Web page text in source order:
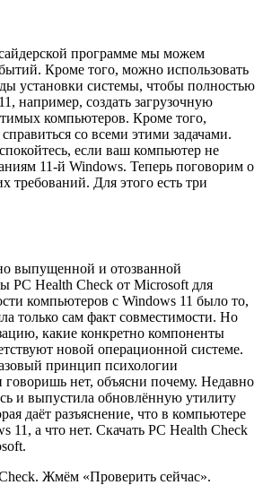
программе мы можем
Кроме того, можно использовать
установки системы, чтобы полностью
например, создать загрузочную
компьютеров. Кроме того,
со всеми этими задачами.
если ваш компьютер не
11-й Windows. Теперь поговорим о
требований. Для этого есть три
выпущенной и отозванной
PC Health Check от Microsoft для
компьютеров с Windows 11 было то,
только сам факт совместимости. Но
какие конкретно компоненты
новой операционной системе.
принцип психологии
нет, объясни почему. Недавно
и выпустила обновлённую утилиту
даёт разъяснение, что в компьютере
11, а что нет. Скачать PC Health Check
Жмём «Проверить сейчас».